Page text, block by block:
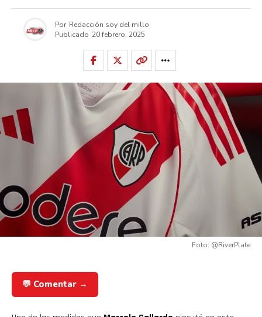
Por Redacción soy del millo
Publicado 20 febrero, 2025
Foto: @RiverPlate
💬 Comentar →